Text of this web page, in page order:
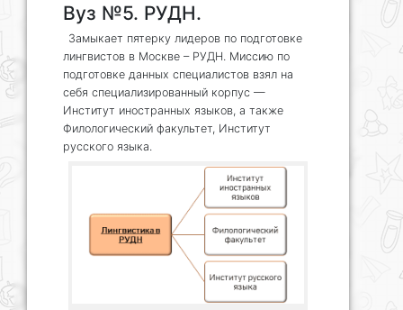
Вуз №5. РУДН.
Замыкает пятерку лидеров по подготовке
лингвистов в Москве – РУДН. Миссию по
подготовке данных специалистов взял на
себя специализированный корпус —
Институт иностранных языков, а также
Филологический факультет, Институт
русского языка.